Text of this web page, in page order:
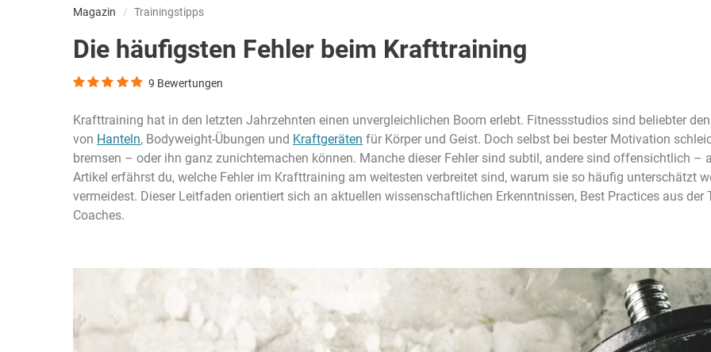
Magazin Trainingstipps
Die häufigsten Fehler beim Krafttraining
9 Bewertungen
Krafttraining hat in den letzten Jahrzehnten einen unvergleichlichen Boom erlebt. Fitnessstudios sind beliebter
von Hanteln, Bodyweight-Übungen und Kraftgeräten für Körper und Geist. Doch selbst bei bester Motivation
bremsen – oder ihn ganz zunichtemachen können. Manche dieser Fehler sind subtil, andere sind offensichtlich –
Artikel erfährst du, welche Fehler im Krafttraining am weitesten verbreitet sind, warum sie so häufig unterschätzt
vermeidest. Dieser Leitfaden orientiert sich an aktuellen wissenschaftlichen Erkenntnissen, Best Practices aus
Coaches.